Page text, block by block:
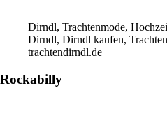
Dirndl, Trachtenmode,
Dirndl, Dirndl kaufen,
trachtendirndl.de
Rockabilly